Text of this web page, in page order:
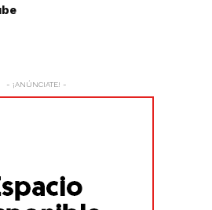
- ¡ANÚNCIATE! -